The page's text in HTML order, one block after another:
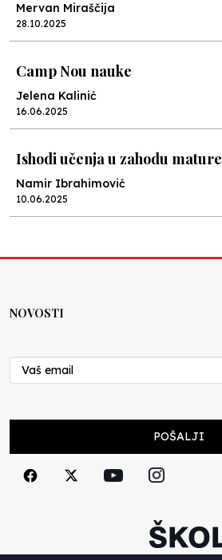
Mervan Miraščija
28.10.2025
Camp Nou nauke
Jelena Kalinić
16.06.2025
Ishodi učenja u zahodu mature
Namir Ibrahimović
10.06.2025
Nenad Veličković
29.10.2024
Cuke i djeca
Smiljana Vovna
NOVOSTI
POŠALJI